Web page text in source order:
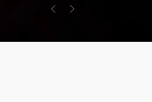
Previous
Next